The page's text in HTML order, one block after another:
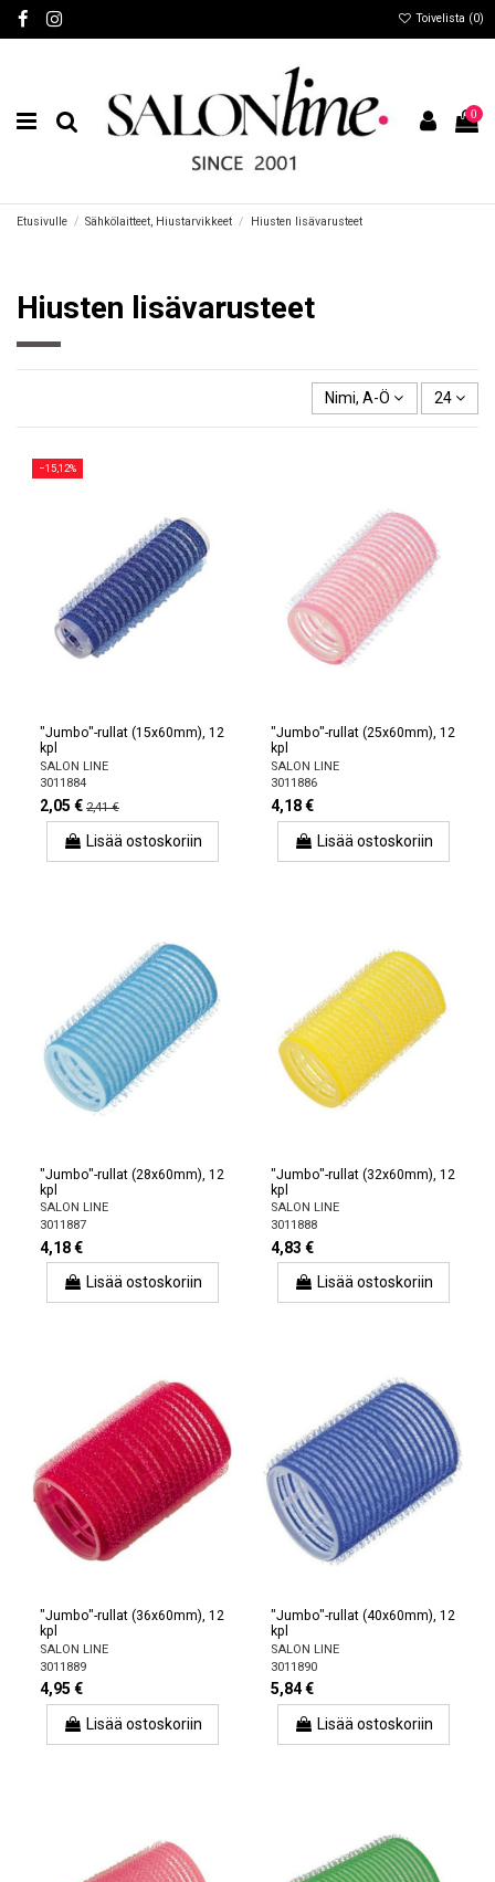
Toivelista (0)
0
Etusivulle Sähkölaitteet, Hiustarvikkeet Hiusten lisävarusteet
Hiusten lisävarusteet
Nimi, A-Ö 24
−15,12%
"Jumbo"-rullat (15x60mm), 12
kpl
SALON LINE
3011884
2,05 € 2,41 €
Lisää ostoskoriin
"Jumbo"-rullat (25x60mm), 12
kpl
SALON LINE
3011886
4,18 €
Lisää ostoskoriin
"Jumbo"-rullat (28x60mm), 12
kpl
SALON LINE
3011887
4,18 €
Lisää ostoskoriin
"Jumbo"-rullat (32x60mm), 12
kpl
SALON LINE
3011888
4,83 €
Lisää ostoskoriin
"Jumbo"-rullat (36x60mm), 12
kpl
SALON LINE
3011889
4,95 €
Lisää ostoskoriin
"Jumbo"-rullat (40x60mm), 12
kpl
SALON LINE
3011890
5,84 €
Lisää ostoskoriin